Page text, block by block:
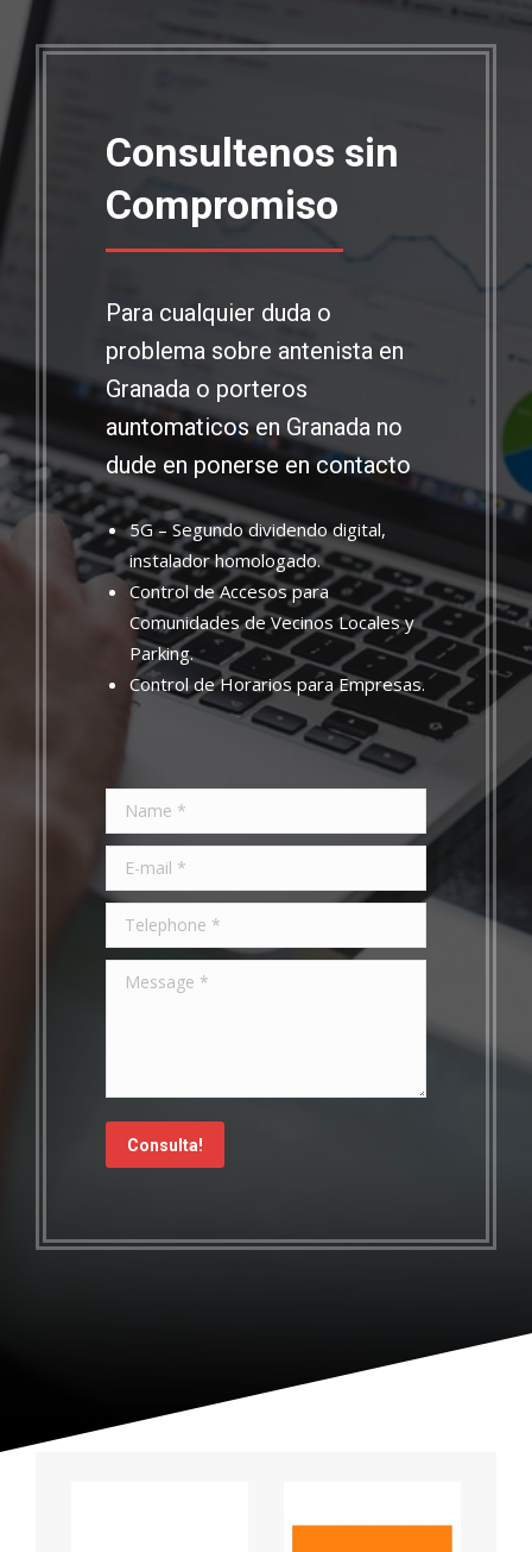
Consultenos sin
Compromiso
Para cualquier duda o
problema sobre antenista en
Granada o porteros
auntomaticos en Granada no
dude en ponerse en contacto
5G – Segundo dividendo digital,
instalador homologado.
Control de Accesos para
Comunidades de Vecinos Locales y
Parking.
Control de Horarios para Empresas.
Name *
E-mail *
Telephone *
Message *
Consulta!